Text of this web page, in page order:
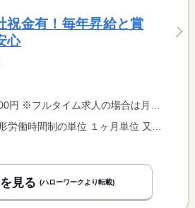
金有！毎年昇給と賞
心
合は月額（換算額）、パート求人の場合は時間額を表示しています。
変形労働時間制 変形労働時間制の単位 １ヶ月単位 又は 5時00分〜0時00分の時間の間の8時間 就業時間に関する特記事項 ●５時００分〜０時００分内で実働８時間のシフト制 <BR> （週４０時間）※午後出勤のケース有 <BR> 一例：出退勤準備３０分、運転８時間（残業１時間含む） <BR> 休憩１時間 ※別途、待機時間あり（待機手当有）
見る (ハローワークより転載)